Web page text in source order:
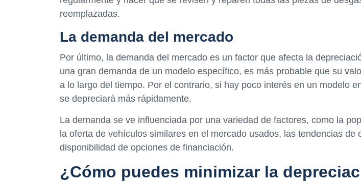
reemplazadas.
La demanda del mercado
Por último, la demanda del mercado es un factor que afecta la
una gran demanda de un modelo específico, es más probable que su
a lo largo del tiempo. Por el contrario, si hay poco interés en un modelo
se depreciará más rápidamente.
La demanda se ve influenciada por una variedad de factores, como la
la oferta de vehículos similares en el mercado usados, las tendencias de
disponibilidad de opciones de financiación.
¿Cómo puedes minimizar la